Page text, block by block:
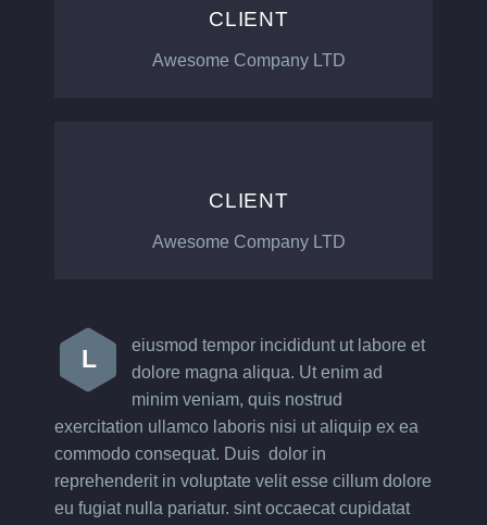
CLIENT
Awesome Company LTD
CLIENT
Awesome Company LTD
L
eiusmod tempor incididunt ut labore et
dolore magna aliqua. Ut enim ad
minim veniam, quis nostrud
exercitation ullamco laboris nisi ut aliquip ex ea
commodo consequat. Duis dolor in
reprehenderit in voluptate velit esse cillum dolore
eu fugiat nulla pariatur. sint occaecat cupidatat